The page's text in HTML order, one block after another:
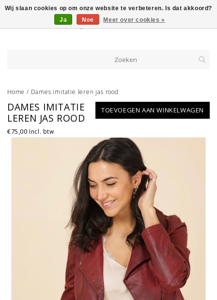
Home / Dames imitatie leren jas rood
TOEVOEGEN AAN WINKELWAGEN
DAMES IMITATIE
LEREN JAS ROOD
€75,00 Incl. btw
Wij slaan cookies op om onze website te verbeteren. Is dat akkoord?
Ja
Nee Meer over cookies »